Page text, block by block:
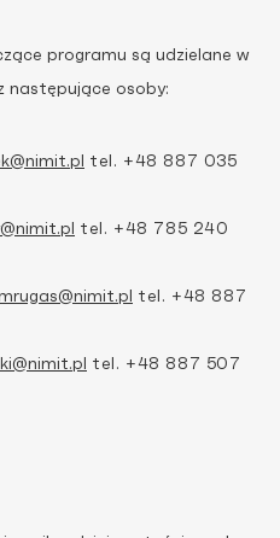
programu są udzielane w
następujące osoby:
tel. +48 887 035
tel. +48 785 240
tel. +48 887
tel. +48 887 507